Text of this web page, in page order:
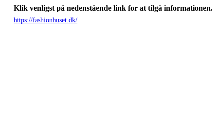
Klik venligst på nedenstående link for at tilgå informationen.
https://fashionhuset.dk/